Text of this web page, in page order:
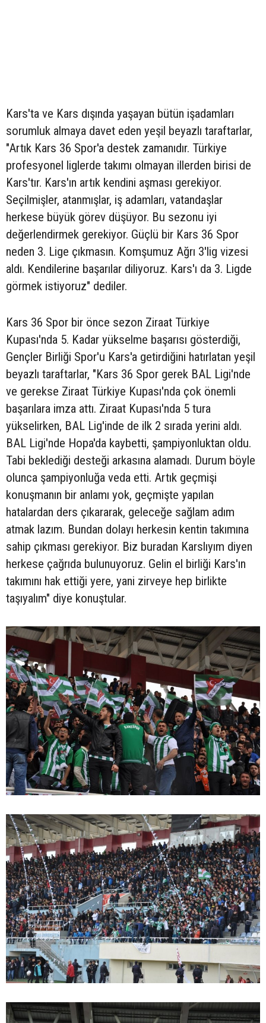
Kars'ta ve Kars dışında yaşayan bütün işadamları
sorumluk almaya davet eden yeşil beyazlı taraftarlar,
"Artık Kars 36 Spor'a destek zamanıdır. Türkiye
profesyonel liglerde takımı olmayan illerden birisi de
Kars'tır. Kars'ın artık kendini aşması gerekiyor.
Seçilmişler, atanmışlar, iş adamları, vatandaşlar
herkese büyük görev düşüyor. Bu sezonu iyi
değerlendirmek gerekiyor. Güçlü bir Kars 36 Spor
neden 3. Lige çıkmasın. Komşumuz Ağrı 3'lig vizesi
aldı. Kendilerine başarılar diliyoruz. Kars'ı da 3. Ligde
görmek istiyoruz" dediler.
Kars 36 Spor bir önce sezon Ziraat Türkiye
Kupası'nda 5. Kadar yükselme başarısı gösterdiği,
Gençler Birliği Spor'u Kars'a getirdiğini hatırlatan yeşil
beyazlı taraftarlar, "Kars 36 Spor gerek BAL Ligi'nde
ve gerekse Ziraat Türkiye Kupası'nda çok önemli
başarılara imza attı. Ziraat Kupası'nda 5 tura
yükselirken, BAL Lig'inde de ilk 2 sırada yerini aldı.
BAL Ligi'nde Hopa'da kaybetti, şampiyonluktan oldu.
Tabi beklediği desteği arkasına alamadı. Durum böyle
olunca şampiyonluğa veda etti. Artık geçmişi
konuşmanın bir anlamı yok, geçmişte yapılan
hatalardan ders çıkararak, geleceğe sağlam adım
atmak lazım. Bundan dolayı herkesin kentin takımına
sahip çıkması gerekiyor. Biz buradan Karslıyım diyen
herkese çağrıda bulunuyoruz. Gelin el birliği Kars'ın
takımını hak ettiği yere, yani zirveye hep birlikte
taşıyalım" diye konuştular.